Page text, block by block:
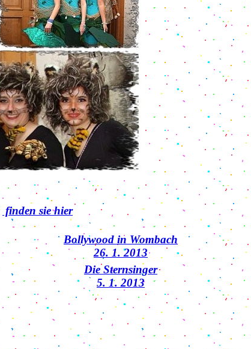
finden sie hier
Bollywood in Wombach
26. 1. 2013
Die Sternsinger
5. 1. 2013